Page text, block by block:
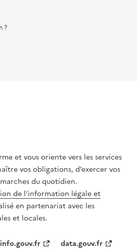
?
et vous oriente vers les services
vos obligations, d’exercer vos
du quotidien.
de l’information légale et
en partenariat avec les
et locales.
info.gouv.fr data.gouv.fr